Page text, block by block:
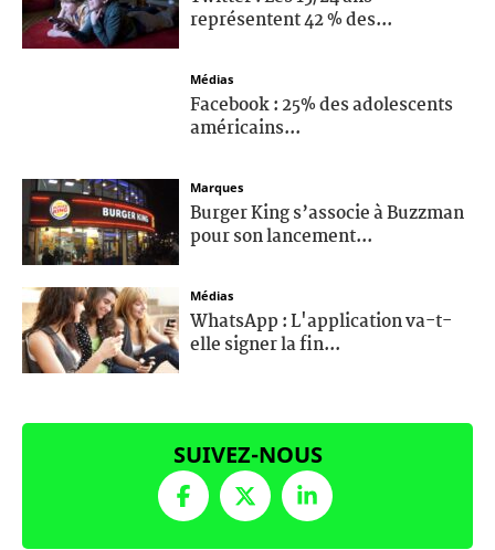
représentent 42 % des...
Médias
Facebook : 25% des adolescents
américains...
Marques
Burger King s’associe à Buzzman
pour son lancement...
Médias
WhatsApp : L'application va-t-
elle signer la fin...
SUIVEZ-NOUS